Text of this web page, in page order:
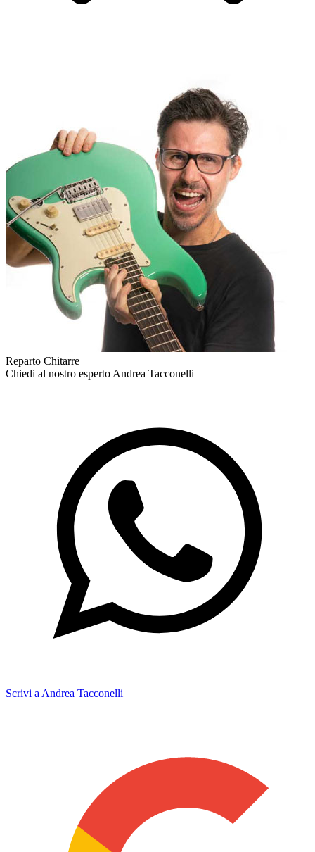
Reparto Chitarre
Chiedi al nostro espertoAndrea Tacconelli
Scrivi a Andrea Tacconelli